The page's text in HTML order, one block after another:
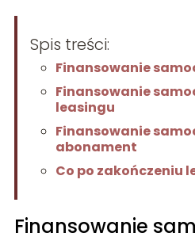
Spis treści:
Finansowanie
Finansowanie
leasingu
Finansowanie
abonament
Co po zakończeniu
Finansowanie